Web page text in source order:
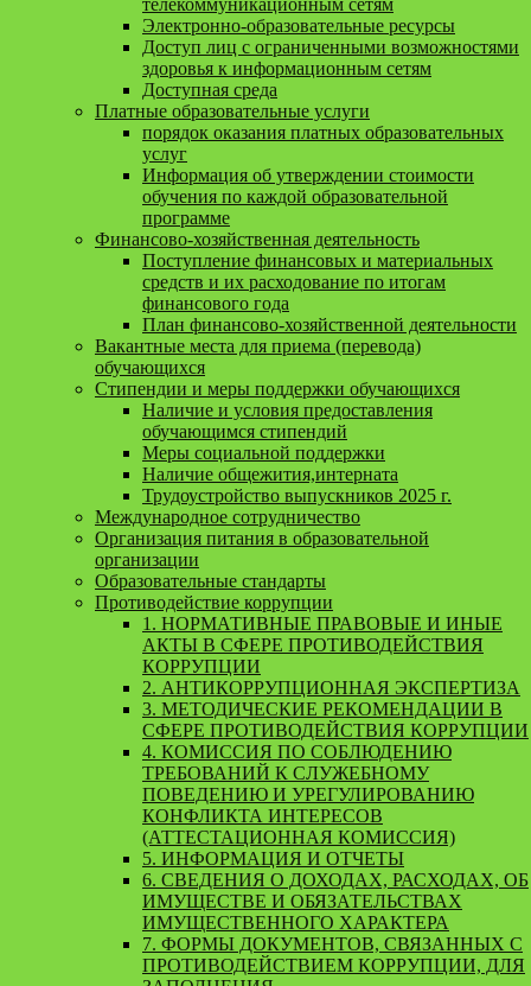
телекоммуникационным сетям
Электронно-образовательные ресурсы
Доступ лиц с ограниченными возможностями
здоровья к информационным сетям
Доступная среда
Платные образовательные услуги
порядок оказания платных образовательных
услуг
Информация об утверждении стоимости
обучения по каждой образовательной
программе
Финансово-хозяйственная деятельность
Поступление финансовых и материальных
средств и их расходование по итогам
финансового года
План финансово-хозяйственной деятельности
Вакантные места для приема (перевода)
обучающихся
Стипендии и меры поддержки обучающихся
Наличие и условия предоставления
обучающимся стипендий
Меры социальной поддержки
Наличие общежития,интерната
Трудоустройство выпускников 2025 г.
Международное сотрудничество
Организация питания в образовательной
организации
Образовательные стандарты
Противодействие коррупции
1. НОРМАТИВНЫЕ ПРАВОВЫЕ И ИНЫЕ
АКТЫ В СФЕРЕ ПРОТИВОДЕЙСТВИЯ
КОРРУПЦИИ
2. АНТИКОРРУПЦИОННАЯ ЭКСПЕРТИЗА
3. МЕТОДИЧЕСКИЕ РЕКОМЕНДАЦИИ В
СФЕРЕ ПРОТИВОДЕЙСТВИЯ КОРРУПЦИИ
4. КОМИССИЯ ПО СОБЛЮДЕНИЮ
ТРЕБОВАНИЙ К СЛУЖЕБНОМУ
ПОВЕДЕНИЮ И УРЕГУЛИРОВАНИЮ
КОНФЛИКТА ИНТЕРЕСОВ
(АТТЕСТАЦИОННАЯ КОМИССИЯ)
5. ИНФОРМАЦИЯ И ОТЧЕТЫ
6. СВЕДЕНИЯ О ДОХОДАХ, РАСХОДАХ, ОБ
ИМУЩЕСТВЕ И ОБЯЗАТЕЛЬСТВАХ
ИМУЩЕСТВЕННОГО ХАРАКТЕРА
7. ФОРМЫ ДОКУМЕНТОВ, СВЯЗАННЫХ С
ПРОТИВОДЕЙСТВИЕМ КОРРУПЦИИ, ДЛЯ